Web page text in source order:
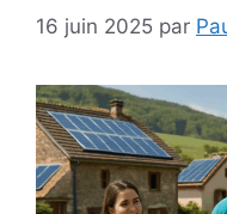
16 juin 2025 par